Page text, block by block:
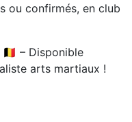
ou confirmés, en club
– Disponible
arts martiaux !